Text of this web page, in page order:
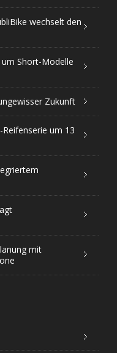
wechselt den
Short-Modelle
Zukunft
um 13
mit